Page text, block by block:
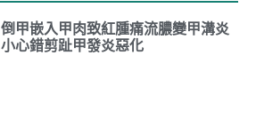
倒甲嵌入甲肉致紅腫痛流膿變甲溝炎
小心錯剪趾甲發炎惡化